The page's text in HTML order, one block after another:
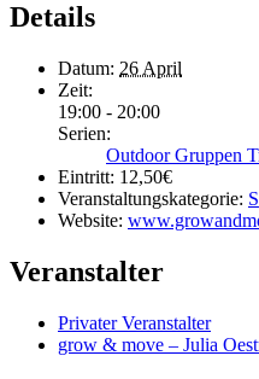
Details
Datum: 26 April
Zeit:
19:00 - 20:00
Serien:
Outdoor Gruppen
Eintritt: 12,50€
Veranstaltungskategorie:
Website:
Veranstalter
Privater Veranstalter
grow & move – Julia